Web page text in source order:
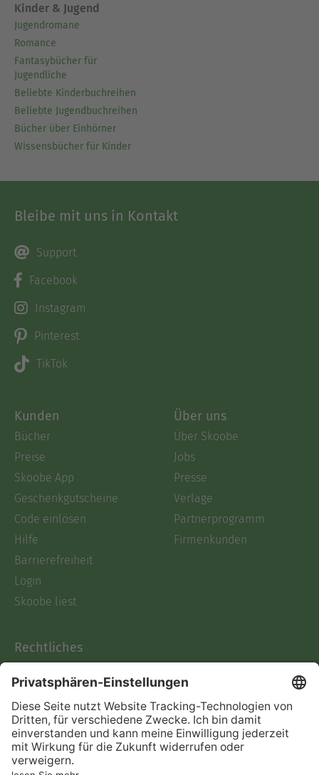
Kinder & Jugend
Jugendromane
Romance
Fantasybücher für
Jugendliche
Beliebte Kinderbuchreihen
Beliebte Jugendbuchreihen
Bücher über Einhörner
Wissensbücher für Kinder
Bleibe mit uns in Kontakt
Support
Facebook
Instagram
Pinterest
TikTok
Kunden
Bücher
Preise
Skoobe App
Geschenkgutscheine
Code einlösen
Hilfe
Barrierefreiheit
Login
Skoobe liest
Über uns
Über Skoobe
Jobs
Presse
Verlage
Partnerprogramm
Firmenkunden
Rechtliches
AGB
Informationen nach Data
Act
Verträge hier kündigen
Impressum